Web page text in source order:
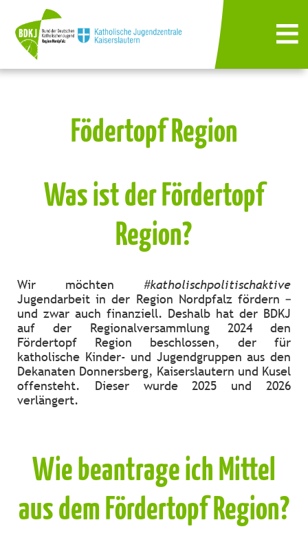
Födertopf Region
Was ist der Fördertopf
Region?
Wir möchten #katholischpolitischaktive
Jugendarbeit in der Region Nordpfalz fördern –
und zwar auch finanziell. Deshalb hat der BDKJ
auf der Regionalversammlung 2024 den
Fördertopf Region beschlossen, der für
katholische Kinder- und Jugendgruppen aus den
Dekanaten Donnersberg, Kaiserslautern und Kusel
offensteht. Dieser wurde 2025 und 2026
verlängert.
Wie beantrage ich Mittel
aus dem Fördertopf Region?